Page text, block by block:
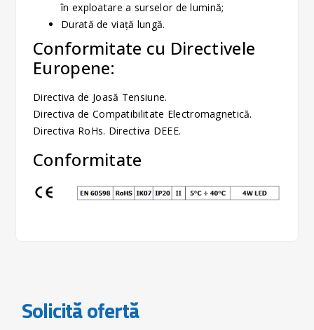
în exploatare a surselor de lumină;
Durată de viaţă lungă.
Conformitate cu Directivele
Europene:
Directiva de Joasă Tensiune.
Directiva de Compatibilitate Electromagnetică.
Directiva RoHs. Directiva DEEE.
Conformitate
Solicită ofertă